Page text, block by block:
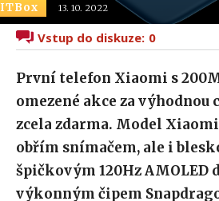
ITBox 13. 10. 2022
Vstup do diskuze: 0
První telefon Xiaomi s
omezené akce za
zcela zdarma. Model
obřím snímačem, ale i
špičkovým 120Hz
výkonným čipem